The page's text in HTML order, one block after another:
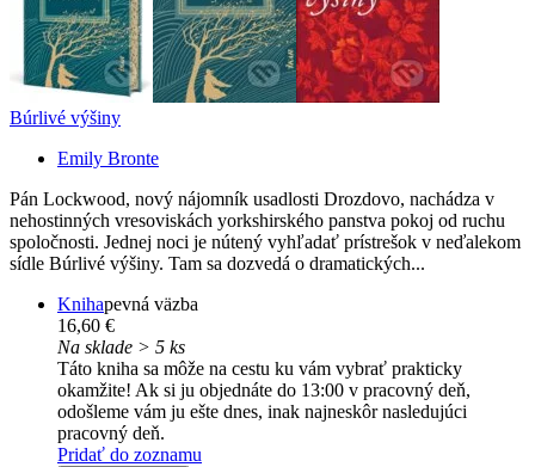
Búrlivé výšiny
Emily Bronte
Pán Lockwood, nový nájomník usadlosti Drozdovo, nachádza v
nehostinných vresoviskách yorkshirského panstva pokoj od ruchu
spoločnosti. Jednej noci je nútený vyhľadať prístrešok v neďalekom
sídle Búrlivé výšiny. Tam sa dozvedá o dramatických...
Knihapevná väzba
16,60 €
Na sklade > 5 ks
Táto kniha sa môže na cestu ku vám vybrať prakticky
okamžite! Ak si ju objednáte do 13:00 v pracovný deň,
odošleme vám ju ešte dnes, inak najneskôr nasledujúci
pracovný deň.
Pridať do zoznamu